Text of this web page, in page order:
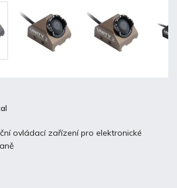
ovládací zařízení pro elektronické